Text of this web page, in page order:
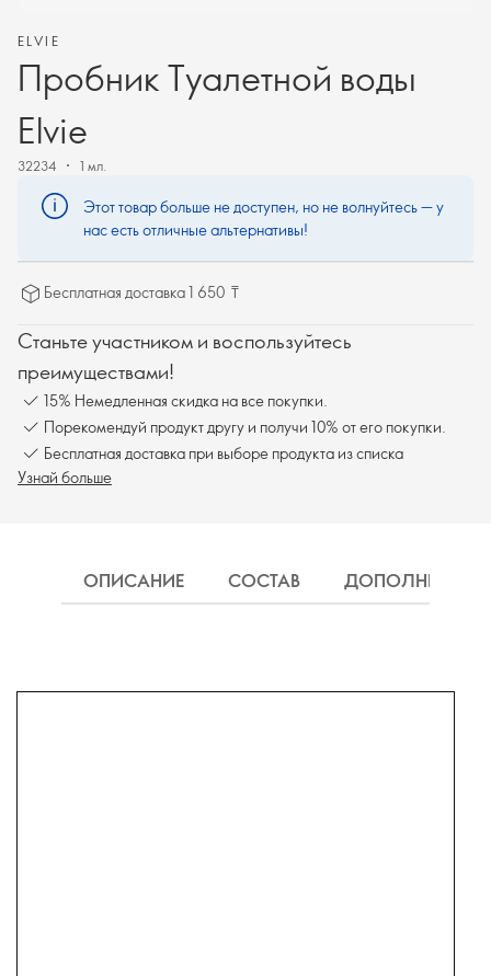
ELVIE
Пробник Туалетной воды
Elvie
32234 1 мл.
Этот товар больше не доступен, но не волнуйтесь — у
нас есть отличные альтернативы!
Бесплатная доставка 1 650 ₸
Станьте участником и воспользуйтесь
преимуществами!
15% Немедленная скидка на все покупки.
Порекомендуй продукт другу и получи 10% от его покупки.
Бесплатная доставка при выборе продукта из списка
Узнай больше
ОПИСАНИЕ СОСТАВ